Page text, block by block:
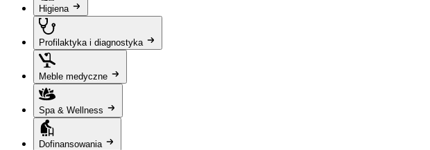
Higiena
Profilaktyka i diagnostyka
Meble medyczne
Spa & Wellness
Dofinansowania